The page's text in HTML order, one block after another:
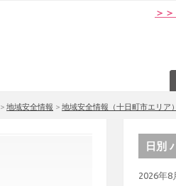
＞
> 地域安全情報 > 地域安全情報（十日町市エリア）
日別
2026年8